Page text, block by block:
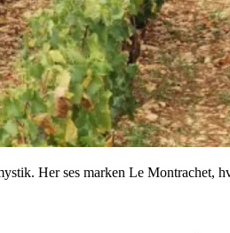
Her ses marken Le Montrachet,